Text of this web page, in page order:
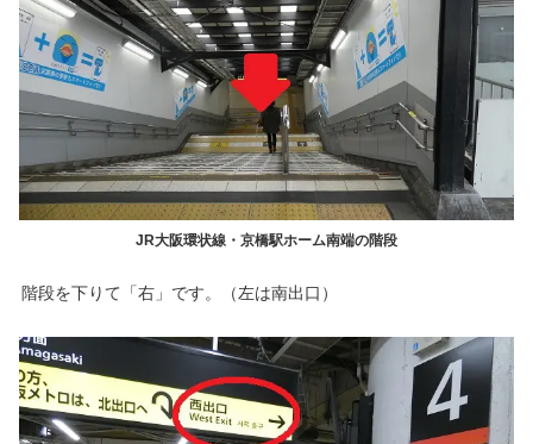
JR大阪環状線・京橋駅ホーム南端の階段
階段を下りて「右」です。（左は南出口）